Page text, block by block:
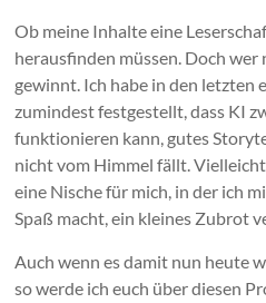
Ob meine Inhalte eine
herausfinden müssen. Doch
gewinnt. Ich habe in den letzten
zumindest festgestellt, dass KI
funktionieren kann, gutes
nicht vom Himmel fällt.
eine Nische für mich, in der ich
Spaß macht, ein kleines Zubrot
Auch wenn es damit nun heute
so werde ich euch über diesen